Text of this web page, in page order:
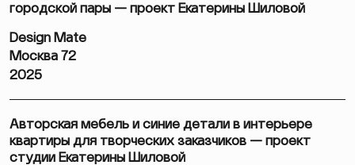
городской пары — проект Екатерины Шиловой
Design Mate
Москва 72
2025
Авторская мебель и синие детали в интерьере
квартиры для творческих заказчиков — проект
студии Екатерины Шиловой